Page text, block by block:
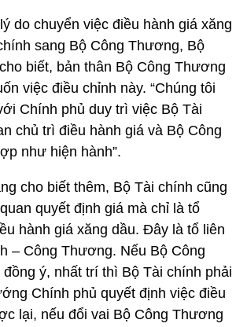
do chuyển việc điều hành giá xăng
sang Bộ Công Thương, Bộ
biết, bản thân Bộ Công Thương
việc điều chỉnh này. “Chúng tôi
Chính phủ duy trì việc Bộ Tài
chủ trì điều hành giá và Bộ Công
như hiện hành”.
cho biết thêm, Bộ Tài chính cũng
quyết định giá mà chỉ là tổ
hành giá xăng dầu. Đây là tổ liên
– Công Thương. Nếu Bộ Công
ý, nhất trí thì Bộ Tài chính phải
Chính phủ quyết định việc điều
lại, nếu đổi vai Bộ Công Thương